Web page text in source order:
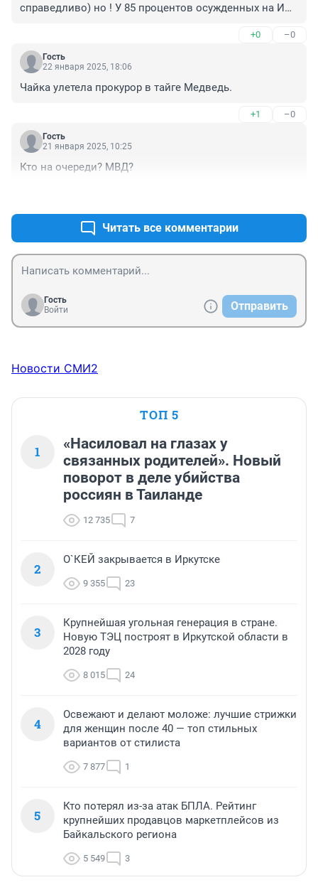
справедливо) но ! У 85 процентов осужденных на ИК
кровать не застрелил, кто пописал не там! И никто
вопросов не задаёт почему так?! И таких проблем нет
не в Красноярске не в Хакасии людей освобождают!
мысли? О законах РФ!
+0 –0
Гость
22 января 2025, 18:06
Чайка улетела прокурор в тайге Медведь.
+1 –0
Гость
21 января 2025, 10:25
Кто на очереди? МВД?
Читать все комментарии
Гость
Войти
Отправить
Новости СМИ2
ТОП 5
1
«Насиловал на глазах у
связанных родителей». Новый
поворот в деле убийства
россиян в Таиланде
12 735 7
2
О`КЕЙ закрывается в Иркутске
9 355 23
3
Крупнейшая угольная генерация в стране.
Новую ТЭЦ построят в Иркутской области в
2028 году
8 015 24
4
Освежают и делают моложе: лучшие стрижки
для женщин после 40 — топ стильных
вариантов от стилиста
7 877 1
5
Кто потерял из-за атак БПЛА. Рейтинг
крупнейших продавцов маркетплейсов из
Байкальского региона
5 549 3